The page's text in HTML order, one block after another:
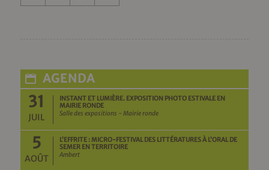
AGENDA
31
JUIL
INSTANT ET LUMIÈRE. EXPOSITION PHOTO ESTIVALE EN
MAIRIE RONDE
Salle des expositions - Mairie ronde
5
AOÛT
L’EFFRITE : MICRO-FESTIVAL DES LITTÉRATURES À L’ORAL DE
SEMER EN TERRITOIRE
Ambert